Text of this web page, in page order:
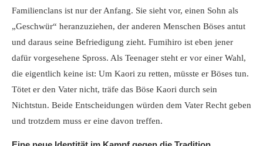
Familienclans ist nur der Anfang. Sie sieht vor, einen Sohn als
„Geschwür“ heranzuziehen, der anderen Menschen Böses antut
und daraus seine Befriedigung zieht. Fumihiro ist eben jener
dafür vorgesehene Spross. Als Teenager steht er vor einer Wahl,
die eigentlich keine ist: Um Kaori zu retten, müsste er Böses tun.
Tötet er den Vater nicht, träfe das Böse Kaori durch sein
Nichtstun. Beide Entscheidungen würden dem Vater Recht geben
und trotzdem muss er eine davon treffen.